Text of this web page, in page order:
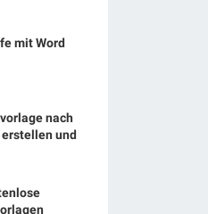
mit Word
nach
erstellen und